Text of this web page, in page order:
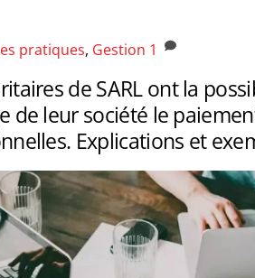
pratiques, Gestion 1
de SARL ont la
de leur société le
Explications et